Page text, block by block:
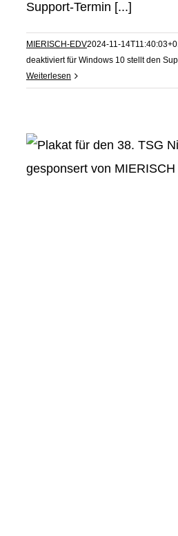
Support-Termin [...]
MIERISCH-EDV2024-11-
deaktiviertfür Windows 10 stellt den
Weiterlesen